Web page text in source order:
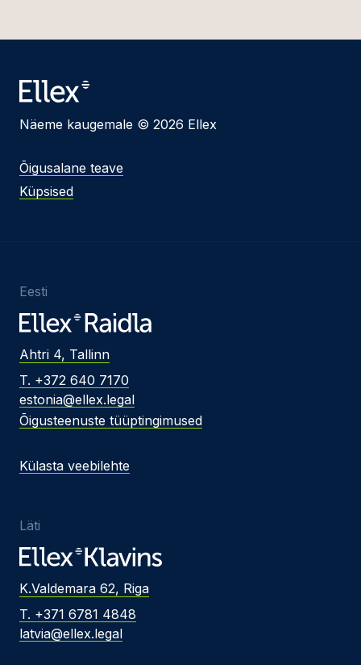
Näeme kaugemale © 2026 Ellex
Õigusalane teave
Küpsised
Eesti
Ahtri 4, Tallinn
T. +372 640 7170
estonia@ellex.legal
Õigusteenuste tüüptingimused
Külasta veebilehte
Läti
K.Valdemara 62, Riga
T. +371 6781 4848
latvia@ellex.legal